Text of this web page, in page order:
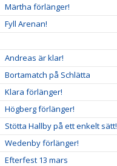
Märtha förlänger!
Fyll Arenan!
Andreas är klar!
Bortamatch på Schlätta
Klara förlänger!
Högberg förlänger!
Stötta Hallby på ett enkelt sätt!
Wedenby förlänger!
Efterfest 13 mars